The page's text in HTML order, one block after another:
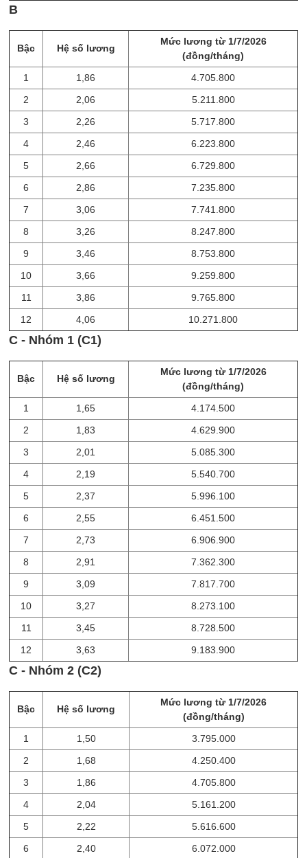
B
Bậc Hệ số lương
Mức lương từ 1/7/2026
(đồng/tháng)
1
1,86
4.705.800
2
2,06
5.211.800
3
2,26
5.717.800
4
2,46
6.223.800
5
2,66
6.729.800
6
2,86
7.235.800
7
3,06
7.741.800
8
3,26
8.247.800
9
3,46
8.753.800
10
3,66
9.259.800
11
3,86
9.765.800
12
4,06 10.271.800
C - Nhóm 1 (C1)
Bậc Hệ số lương
Mức lương từ 1/7/2026
(đồng/tháng)
1
1,65
4.174.500
2
1,83
4.629.900
3
2,01
5.085.300
4
2,19
5.540.700
5
2,37
5.996.100
6
2,55
6.451.500
7
2,73
6.906.900
8
2,91
7.362.300
9
3,09
7.817.700
10
3,27
8.273.100
11
3,45
8.728.500
12
3,63 9.183.900
C - Nhóm 2 (C2)
Bậc Hệ số lương
Mức lương từ 1/7/2026
(đồng/tháng)
1
1,50
3.795.000
2
1,68
4.250.400
3
1,86
4.705.800
4
2,04
5.161.200
5
2,22
5.616.600
6
2,40
6.072.000